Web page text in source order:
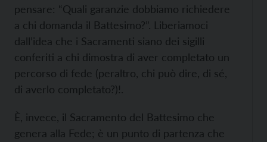
pensare: “Quali garanzie dobbiamo richiedere
a chi domanda il Battesimo?”. Liberiamoci
dall’idea che i Sacramenti siano dei sigilli
conferiti a chi dimostra di aver completato un
percorso di fede (peraltro, chi può dire, di sé,
di averlo completato?)!.
È, invece, il Sacramento del Battesimo che
genera alla Fede; è un punto di partenza che